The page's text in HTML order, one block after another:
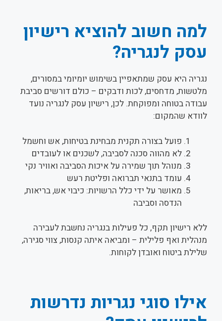
למה חשוב להוציא רישיון
עסק לנגריה?
נגריה היא עסק שמתאפיין בשימוש יומיומי במסורים,
מלטשות, מדחסים, לכות ודבקים – כולם דורשים סביבת
עבודה בטוחה ומפוקחת. לכן, רישיון עסק לנגריה נועד
לוודא שהמקום:
פועל בצורה תקנית מבחינת בטיחות, אש וחשמל
לא מהווה סכנה לסביבה, לשכנים או לעובדים
מנוהל תוך שמירה על איכות הסביבה ואוויר נקי
עומד בתנאי תברואה ופליטת רעש
מאושר על ידי כלל הרשויות: כיבוי אש, בריאות,
הנדסה וסביבה
ללא רישיון תקף, כל פעילות בנגריה נחשבת לעבירה
מנהלית ואף פלילית – ומביאה איתה קנסות, צווי סגירה,
שלילת ביטוח ואובדן לקוחות.
אילו סוגי נגריות נדרשות